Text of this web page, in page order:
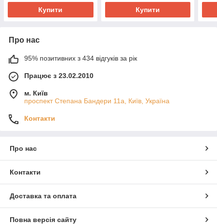
Купити Купити
Про нас
95% позитивних з 434 відгуків за рік
Працює з 23.02.2010
м. Київ
проспект Степана Бандери 11а, Київ, Україна
Контакти
Про нас
Контакти
Доставка та оплата
Повна версія сайту